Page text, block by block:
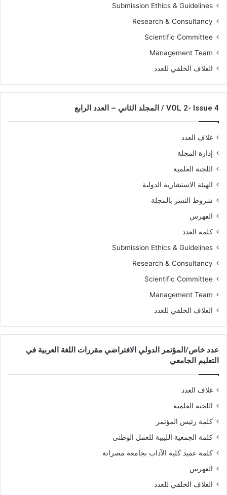
Submission Ethics & Guidelines
Research & Consultancy
Scientific Committee
Management Team
الغلاف الخلفي للعدد
VOL 2- Issue 4 / المجلد الثاني – العدد الرابع
غلاف العدد
إدارة المجلة
اللجنة العلمية
الهيئة الاستشارية الدولية
شروط النشر بالمجلة
الفهرس
كلمة العدد
Submission Ethics & Guidelines
Research & Consultancy
Scientific Committee
Management Team
الغلاف الخلفي للعدد
عدد خاص/المؤتمر الدولي الافتراضي مقررات اللغة العربية في
التعليم الجامعي
غلاف العدد
اللجنة العلمية
كلمة رئيس المؤتمر
كلمة الجمعية الليبية للعمل الوطني
كلمة عميد كلية الآداب بجامعة مصراتة
الفهرس
الغلاف الخلفي للعدد